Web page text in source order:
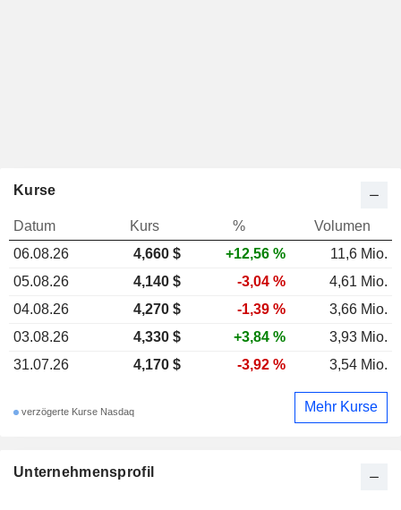
Unternehmensprofil
Kurse
Datum Kurs %
Volumen
06.08.26
4,660 $ +12,56 %
11,6 Mio.
05.08.26
4,140 $ -3,04 %
4,61 Mio.
04.08.26
4,270 $ -1,39 %
3,66 Mio.
03.08.26
4,330 $ +3,84 %
3,93 Mio.
31.07.26
4,170 $ -3,92 % 3,54 Mio.
verzögerte Kurse Nasdaq Mehr Kurse